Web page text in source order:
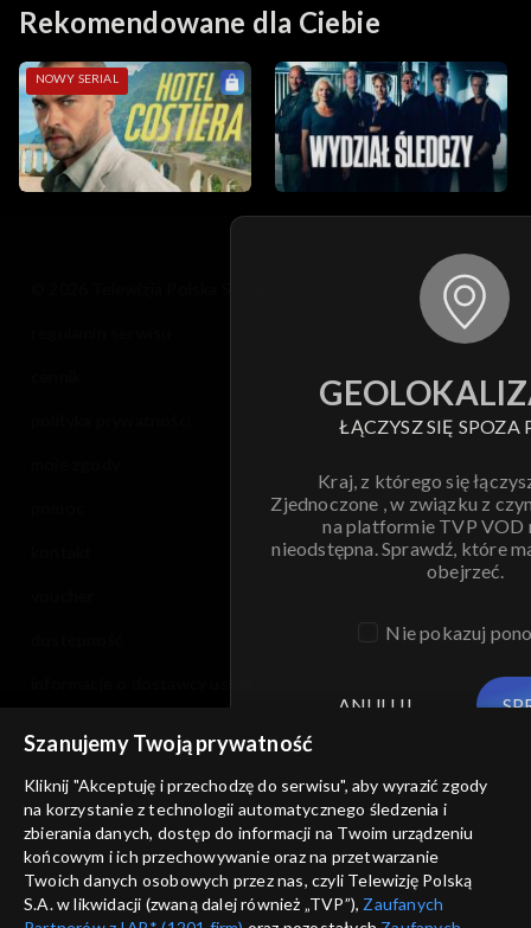
Rekomendowane dla Ciebie
NOWY SERIAL
ŁĄCZYSZ SIĘ SPOZA
Kraj, z którego się
Zjednoczone , w związku z
na platformie TVP VOD
nieodstępna. Sprawdź, które
obejrzeć.
Nie pokazuj
ANULUJ
Szanujemy Twoją prywatność
Kliknij "Akceptuję i przechodzę do serwisu", aby wyrazić zgody
na korzystanie z technologii automatycznego śledzenia i
zbierania danych, dostęp do informacji na Twoim urządzeniu
końcowym i ich przechowywanie oraz na przetwarzanie
Twoich danych osobowych przez nas, czyli Telewizję Polską
S.A. w likwidacji (zwaną dalej również „TVP”), Zaufanych